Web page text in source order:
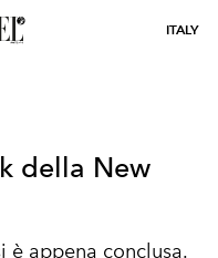
ITALY
della New
è appena conclusa.